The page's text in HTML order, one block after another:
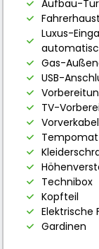
Aufbau-
Luxus-
Gas-
USB-
TV-
Tempomat
Technibox
Kopfteil
Elektrische
Gardinen